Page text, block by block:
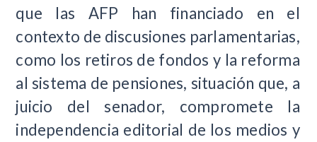
que las AFP han financiado en el
contexto de discusiones parlamentarias,
como los retiros de fondos y la reforma
al sistema de pensiones, situación que, a
juicio del senador, compromete la
independencia editorial de los medios y